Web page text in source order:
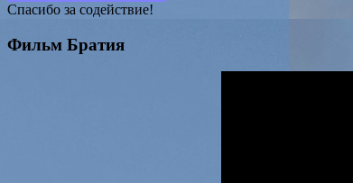
Спасибо за содействие!
Фильм Братия